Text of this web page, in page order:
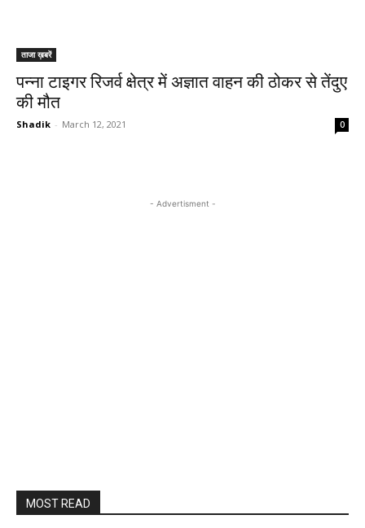
ताजा ख़बरें
पन्ना टाइगर रिजर्व क्षेत्र में अज्ञात वाहन की ठोकर से तेंदुए
की मौत
Shadik - March 12, 2021 0
- Advertisment -
MOST READ